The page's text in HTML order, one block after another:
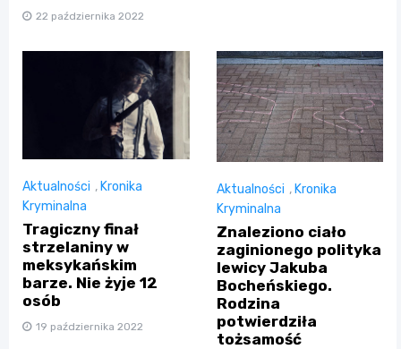
22 października 2022
Aktualności ,Kronika
Kryminalna
Tragiczny finał
strzelaniny w
meksykańskim
barze. Nie żyje 12
osób
19 października 2022
Aktualności , Kronika
Kryminalna
Znaleziono ciało
zaginionego polityka
lewicy Jakuba
Bocheńskiego.
Rodzina
potwierdziła
tożsamość